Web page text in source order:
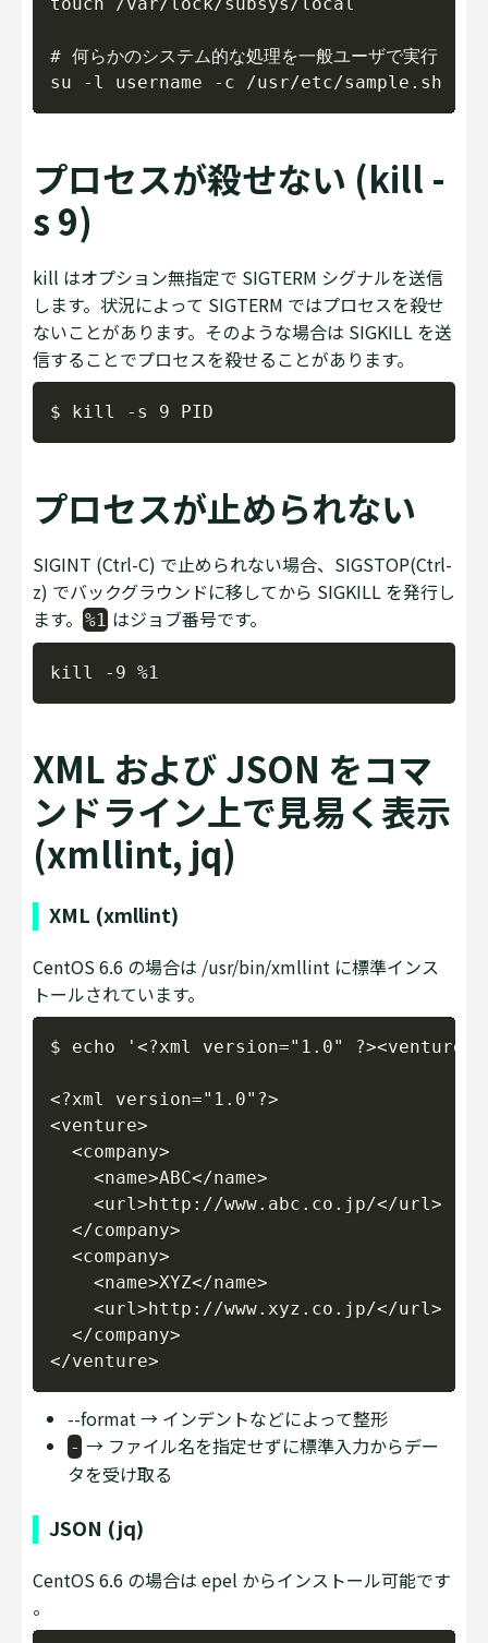
# 何らかのシステム的な処理を一般ユーザで実行
プロセスが殺せない (kill -
s 9)
kill はオプション無指定で SIGTERM シグナルを送信
します。状況によって SIGTERM ではプロセスを殺せ
ないことがあります。そのような場合は SIGKILL を送
信することでプロセスを殺せることがあります。
プロセスが止められない
SIGINT (Ctrl-C) で止められない場合、SIGSTOP(Ctrl-
z) でバックグラウンドに移してから SIGKILL を発行し
ます。
%1 はジョブ番号です。
XML および JSON をコマ
ンドライン上で見易く表示
(xmllint, jq)
XML (xmllint)
CentOS 6.6 の場合は /usr/bin/xmllint に標準インス
トールされています。
$ echo '<?xml version="1.0"
<?xml version="1.0"?>
<venture>
  <company>
    <name>ABC</name>
    <url>http://www.abc.co.jp/</url>
  </company>
  <company>
    <name>XYZ</name>
    <url>http://www.xyz.co.jp/</url>
  </company>
--format → インデントなどによって整形
- → ファイル名を指定せずに標準入力からデー
タを受け取る
JSON (jq)
CentOS 6.6 の場合は epel からインストール可能です
。